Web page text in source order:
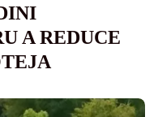
A REDUCE